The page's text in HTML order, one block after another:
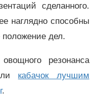
сделанного.
наглядно способны
положение дел.
резонанса
кабачок лучшим
.